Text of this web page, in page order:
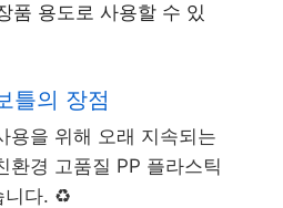
품 용도로 사용할 수 있
틀의 장점
용을 위해 오래 지속되는
환경 고품질 PP 플라스틱
니다. ♻️